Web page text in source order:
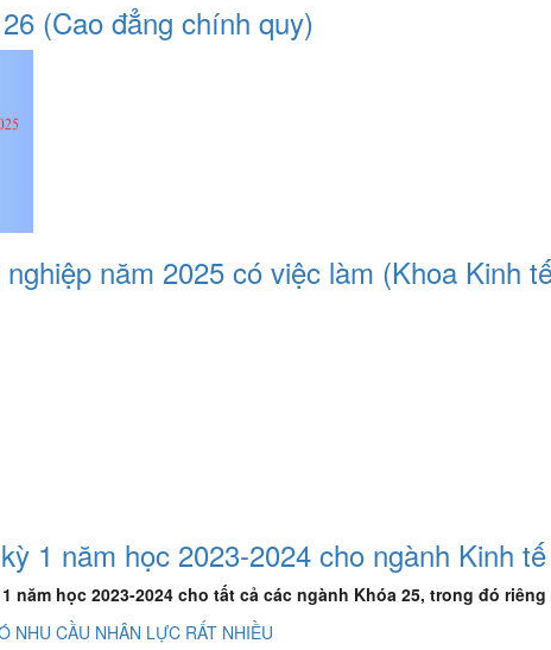
(Cao đẳng chính quy)
năm 2025 có việc làm (Khoa Kinh
1 năm học 2023-2024 cho ngành Kinh
năm học 2023-2024 cho tất cả các ngành Khóa 25, trong đó